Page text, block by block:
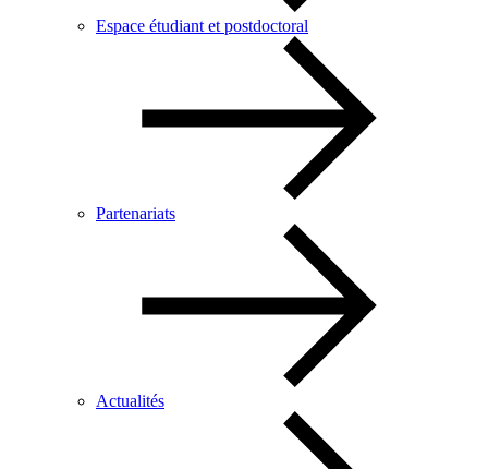
Espace étudiant et postdoctoral
Partenariats
Actualités